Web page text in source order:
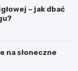
– jak dbać
na słoneczne